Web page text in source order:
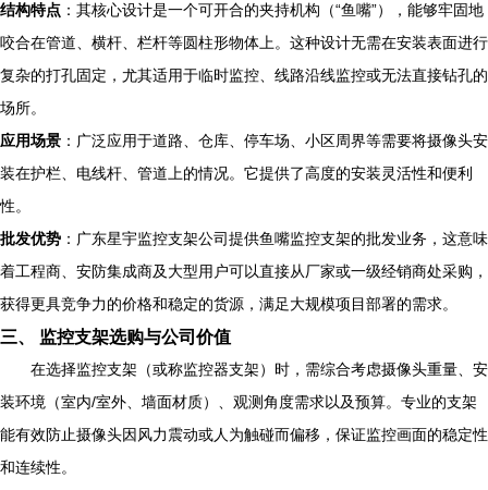
结构特点 ：其核心设计是一个可开合的夹持机构（“鱼嘴”），能够牢固地
咬合在管道、横杆、栏杆等圆柱形物体上。这种设计无需在安装表面进行
复杂的打孔固定，尤其适用于临时监控、线路沿线监控或无法直接钻孔的
场所。
应用场景 ：广泛应用于道路、仓库、停车场、小区周界等需要将摄像头安
装在护栏、电线杆、管道上的情况。它提供了高度的安装灵活性和便利
性。
批发优势 ：广东星宇监控支架公司提供鱼嘴监控支架的批发业务，这意味
着工程商、安防集成商及大型用户可以直接从厂家或一级经销商处采购，
获得更具竞争力的价格和稳定的货源，满足大规模项目部署的需求。
三、 监控支架选购与公司价值
在选择监控支架（或称监控器支架）时，需综合考虑摄像头重量、安
装环境（室内/室外、墙面材质）、观测角度需求以及预算。专业的支架
能有效防止摄像头因风力震动或人为触碰而偏移，保证监控画面的稳定性
和连续性。